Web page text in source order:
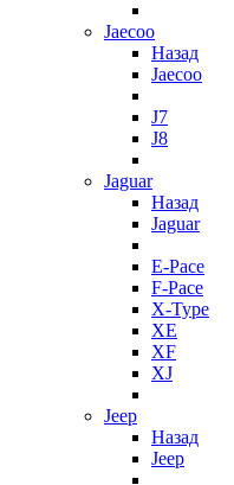
Jaecoo
Назад
Jaecoo
J7
J8
Jaguar
Назад
Jaguar
E-Pace
F-Pace
X-Type
XE
XF
XJ
Jeep
Назад
Jeep